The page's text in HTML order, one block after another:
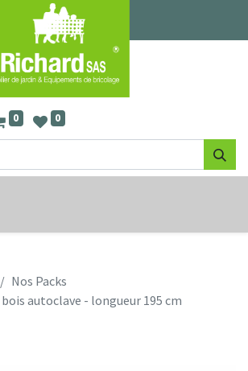
0 0
Nos Packs
autoclave - longueur 195 cm